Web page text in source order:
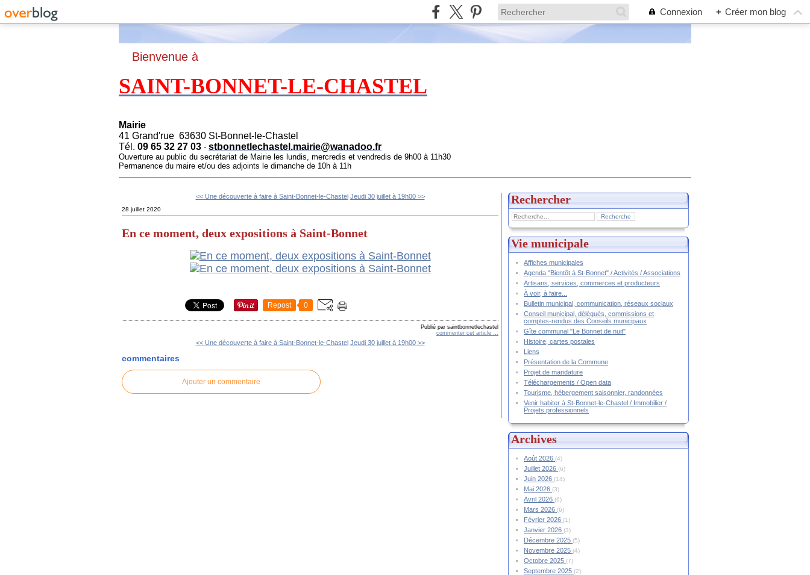
Connexion + Créer mon blog
Bienvenue à
SAINT-BONNET-LE-CHASTEL
Mairie
41 Grand'rue 63630 St-Bonnet-le-Chastel
Tél. 09 65 32 27 03 - stbonnetlechastel.mairie@wanadoo.fr
Ouverture au public du secrétariat de Mairie les lundis, mercredis et vendredis de 9h00 à 11h30
Permanence du maire et/ou des adjoints le dimanche de 10h à 11h
<< Une découverte à faire à Saint-Bonnet-le-Chastel Jeudi 30 juillet à 19h00 >>
28 juillet 2020
En ce moment, deux expositions à Saint-Bonnet
Repost 0
Publié par saintbonnetlechastel
commenter cet article …
<< Une découverte à faire à Saint-Bonnet-le-Chastel Jeudi 30 juillet à 19h00 >>
commentaires
Ajouter un commentaire
Rechercher
Vie municipale
Affiches municipales
Agenda "Bientôt à St-Bonnet" / Activités / Associations
Artisans, services, commerces et producteurs
À voir, à faire...
Bulletin municipal, communication, réseaux sociaux
Conseil municipal, délégués, commissions et
comptes-rendus des Conseils municipaux
Gîte communal "Le Bonnet de nuit"
Histoire, cartes postales
Liens
Présentation de la Commune
Projet de mandature
Téléchargements / Open data
Tourisme, hébergement saisonnier, randonnées
Venir habiter à St-Bonnet-le-Chastel / Immobilier /
Projets professionnels
Archives
Août 2026 (4)
Juillet 2026 (6)
Juin 2026 (14)
Mai 2026 (3)
Avril 2026 (6)
Mars 2026 (6)
Février 2026 (1)
Janvier 2026 (3)
Décembre 2025 (5)
Novembre 2025 (4)
Octobre 2025 (7)
Septembre 2025 (2)